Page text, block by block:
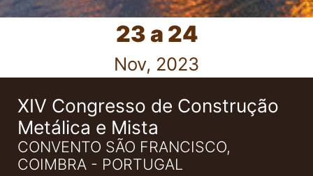
23 a 24
Nov, 2023
XIV Congresso de Construção
Metálica e Mista
CONVENTO SÃO FRANCISCO,
COIMBRA - PORTUGAL